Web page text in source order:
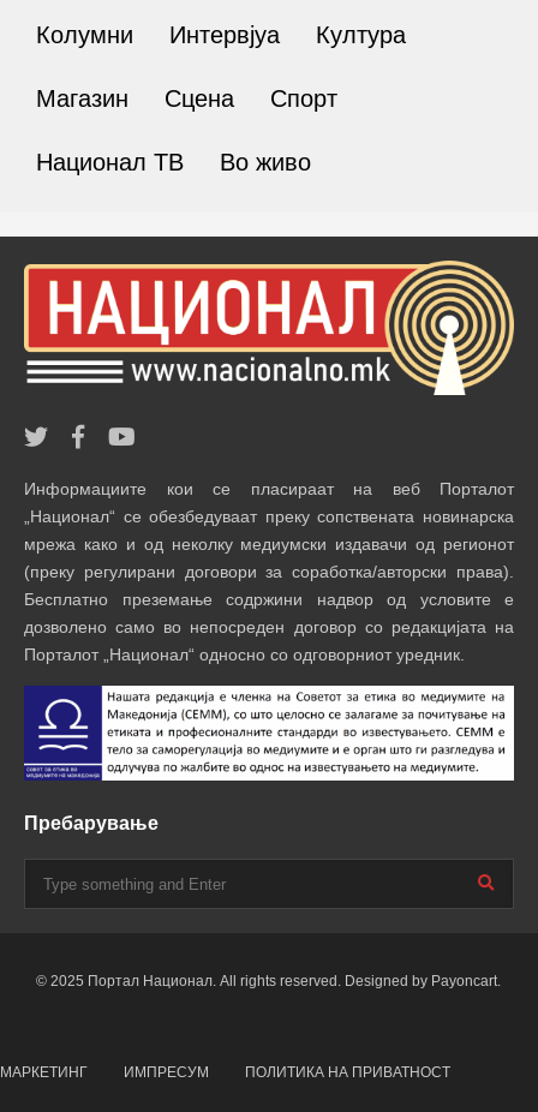
Колумни Интервјуа Култура
Магазин Сцена Спорт
Национал ТВ Во живо
Информациите кои се пласираат на веб Порталот
„Национал“ се обезбедуваат преку сопствената новинарска
мрежа како и од неколку медиумски издавачи од регионот
(преку регулирани договори за соработка/авторски права).
Бесплатно преземање содржини надвор од условите е
дозволено само во непосреден договор со редакцијата на
Порталот „Национал“ односно со одговорниот уредник.
Пребарување
© 2025 Портал Национал. All rights reserved. Designed by Payoncart.
МАРКЕТИНГ ИМПРЕСУМ ПОЛИТИКА НА ПРИВАТНОСТ